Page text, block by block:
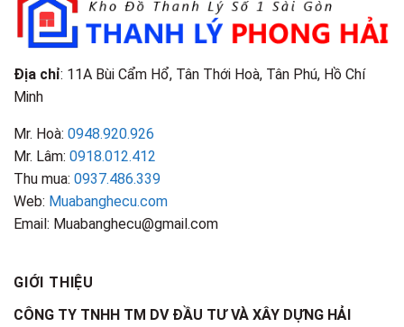
Điểm
Nhận
Biết
Địa chỉ: 11A Bùi Cẩm Hổ, Tân Thới Hoà, Tân Phú, Hồ Chí
Minh
Mr. Hoà: 0948.920.926
Mr. Lâm: 0918.012.412
Thu mua: 0937.486.339
Web: Muabanghecu.com
Email: Muabanghecu@gmail.com
GIỚI THIỆU
CÔNG TY TNHH TM DV ĐẦU TƯ VÀ XÂY DỰNG HẢI